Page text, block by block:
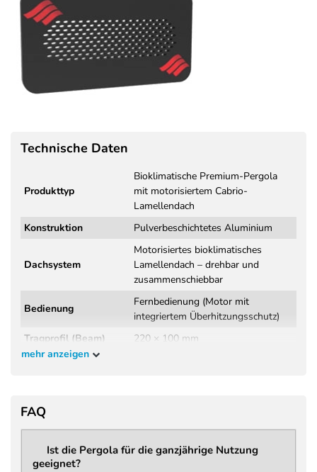
Technische Daten
Produkttyp
Bioklimatische Premium-Pergola
mit motorisiertem Cabrio-
Lamellendach
Konstruktion
Pulverbeschichtetes Aluminium
Dachsystem
Motorisiertes bioklimatisches
Lamellendach – drehbar und
zusammenschiebbar
Bedienung
Fernbedienung (Motor mit
integriertem Überhitzungsschutz)
Tragprofil (Beam)
220 × 100 mm
Wandstärke
Windbeständigkeit
Norm / Prüfung
DIN EN 13561:2015+A1:2004
(Wind- und Regenprüfung,
mehr anzeigen
FAQ
Ist die Pergola für die ganzjährige Nutzung
geeignet?